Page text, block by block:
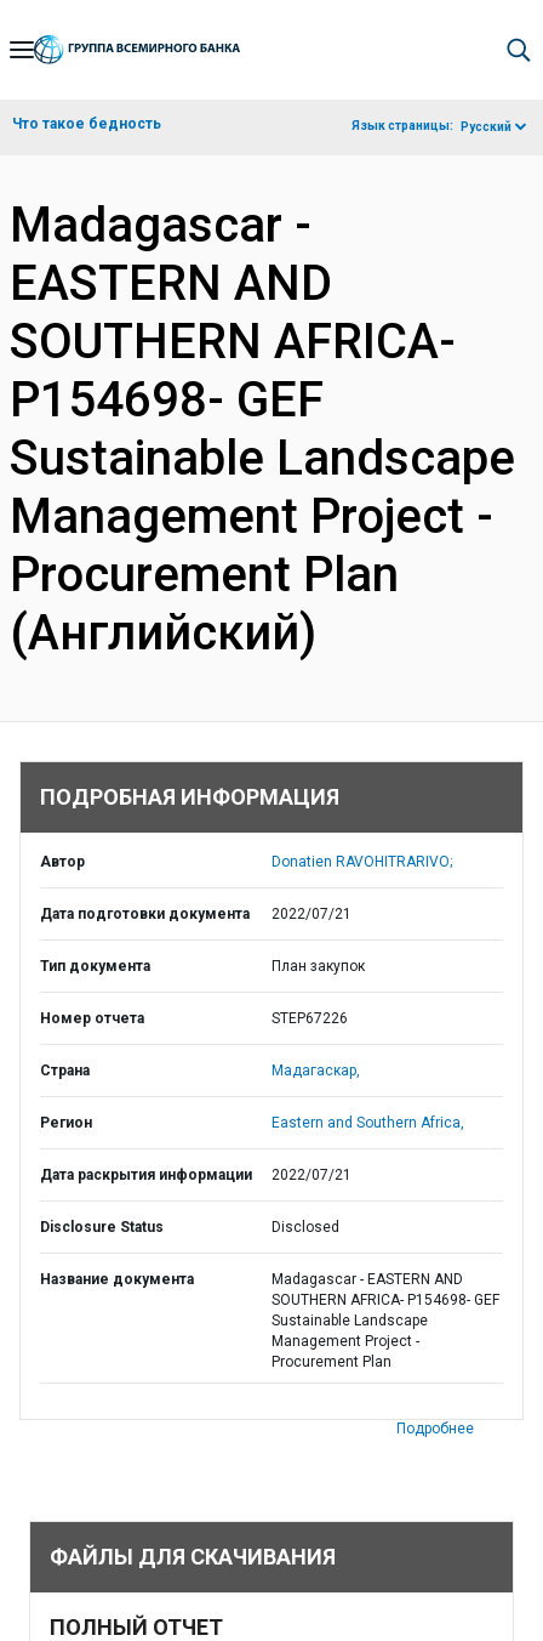
Skip
Navigation
Что такое бедность Язык страницы: Русский
Madagascar -
EASTERN AND
SOUTHERN AFRICA-
P154698- GEF
Sustainable Landscape
Management Project -
Procurement Plan
(Английский)
ПОДРОБНАЯ ИНФОРМАЦИЯ
Автор Donatien RAVOHITRARIVO;
Дата подготовки документа 2022/07/21
Тип документа План закупок
Номер отчета STEP67226
Страна Мадагаскар,
Регион Eastern and Southern Africa,
Дата раскрытия информации 2022/07/21
Disclosure Status Disclosed
Название документа
Madagascar - EASTERN AND
SOUTHERN AFRICA- P154698- GEF
Sustainable Landscape
Management Project -
Procurement Plan
Подробнее
ФАЙЛЫ ДЛЯ СКАЧИВАНИЯ
ПОЛНЫЙ ОТЧЕТ